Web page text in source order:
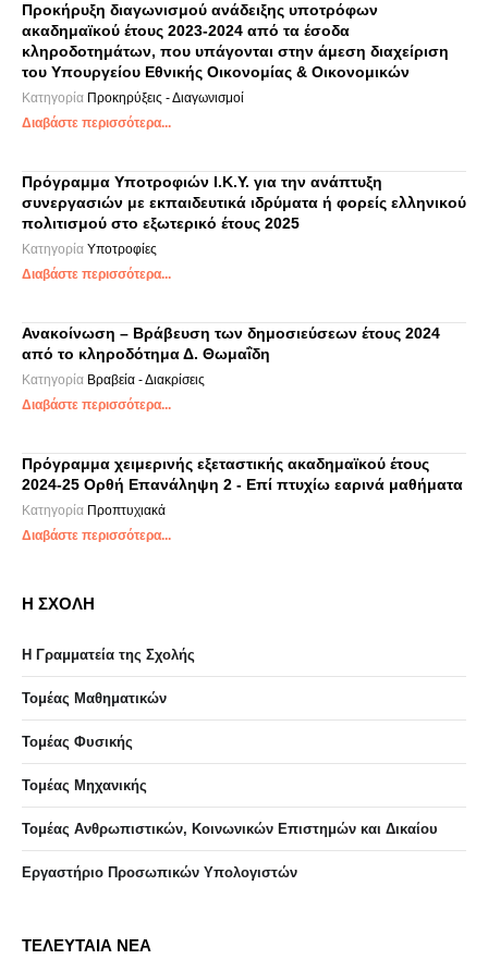
Προκήρυξη διαγωνισμού ανάδειξης υποτρόφων
ακαδημαϊκού έτους 2023-2024 από τα έσοδα
κληροδοτημάτων, που υπάγονται στην άμεση διαχείριση
του Υπουργείου Εθνικής Οικονομίας & Οικονομικών
Κατηγορία Προκηρύξεις - Διαγωνισμοί
Διαβάστε περισσότερα...
Πρόγραμμα Υποτροφιών Ι.Κ.Υ. για την ανάπτυξη
συνεργασιών με εκπαιδευτικά ιδρύματα ή φορείς ελληνικού
πολιτισμού στο εξωτερικό έτους 2025
Κατηγορία Υποτροφίες
Διαβάστε περισσότερα...
Ανακοίνωση – Βράβευση των δημοσιεύσεων έτους 2024
από το κληροδότημα Δ. Θωμαΐδη
Κατηγορία Βραβεία - Διακρίσεις
Διαβάστε περισσότερα...
Πρόγραμμα χειμερινής εξεταστικής ακαδημαϊκού έτους
2024-25 Ορθή Επανάληψη 2 - Επί πτυχίω εαρινά μαθήματα
Κατηγορία Προπτυχιακά
Διαβάστε περισσότερα...
Η ΣΧΟΛΗ
Η Γραμματεία της Σχολής
Τομέας Μαθηματικών
Τομέας Φυσικής
Τομέας Μηχανικής
Τομέας Ανθρωπιστικών, Κοινωνικών Επιστημών και Δικαίου
Eργαστήριo Προσωπικών Υπολογιστών
ΤΕΛΕΥΤΑΙΑ ΝΕΑ